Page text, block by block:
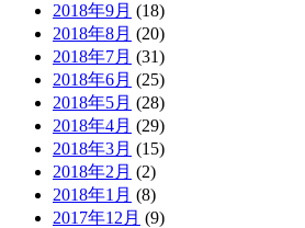
2018年9月 (18)
2018年8月 (20)
2018年7月 (31)
2018年6月 (25)
2018年5月 (28)
2018年4月 (29)
2018年3月 (15)
2018年2月 (2)
2018年1月 (8)
2017年12月 (9)